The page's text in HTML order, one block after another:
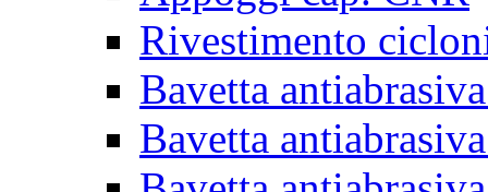
Rivestimento
Bavetta
Bavetta